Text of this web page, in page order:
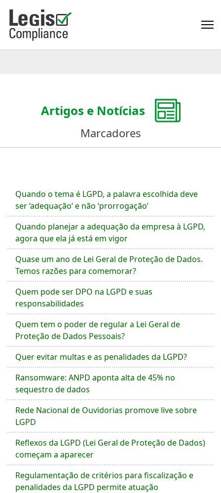
Artigos e Notícias
Marcadores
Quando o tema é LGPD, a palavra escolhida deve
ser ‘adequação’ e não ‘prorrogação’
Quando planejar a adequação da empresa à LGPD,
agora que ela já está em vigor
Quase um ano de Lei Geral de Proteção de Dados.
Temos razões para comemorar?
Quem pode ser DPO na LGPD e suas
responsabilidades
Quem tem o poder de regular a Lei Geral de
Proteção de Dados Pessoais?
Quer evitar multas e as penalidades da LGPD?
Ransomware: ANPD aponta alta de 45% no
sequestro de dados
Rede Nacional de Ouvidorias promove live sobre
LGPD
Reflexos da LGPD (Lei Geral de Proteção de Dados)
começam a aparecer
Regulamentação de critérios para fiscalização e
penalidades da LGPD permite atuação